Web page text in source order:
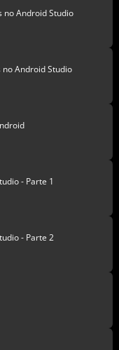
no Android Studio
Android Studio
- Parte 1
- Parte 2